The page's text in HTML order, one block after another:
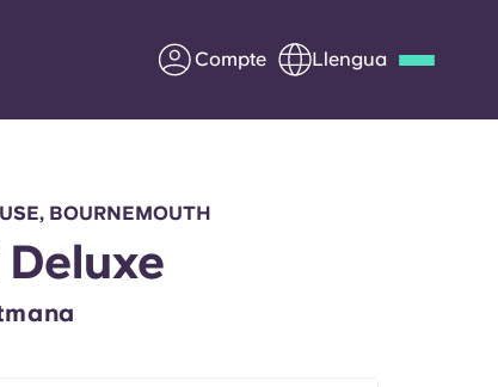
Compte Llengua
BOURNEMOUTH